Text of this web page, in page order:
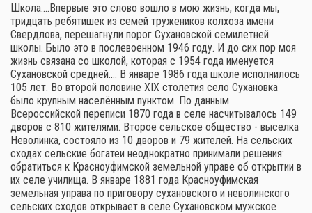
Школа.…Впервые это слово вошло в мою жизнь, когда мы,
тридцать ребятишек из семей тружеников колхоза имени
Свердлова, перешагнули порог Сухановской семилетней
школы. Было это в послевоенном 1946 году. И до сих пор моя
жизнь связана со школой, которая с 1954 года именуется
Сухановской средней.… В январе 1986 года школе исполнилось
105 лет. Во второй половине XIX столетия село Сухановка
было крупным населённым пунктом. По данным
Всероссийской переписи 1870 года в селе насчитывалось 149
дворов с 810 жителями. Второе сельское общество - выселка
Неволинка, состояло из 10 дворов и 79 жителей. На сельских
сходах сельские богатеи неоднократно принимали решения:
обратиться к Красноуфимской земельной управе об открытии в
их селе училища. В январе 1881 года Красноуфимская
земельная управа по приговору сухановского и неволинского
сельских сходов открывает в селе Сухановском мужское